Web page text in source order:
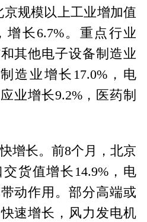
规模以上工业增加值
长6.7%。重点行业
其他电子设备制造业
造业增长17.0%，电
业增长9.2%，医药制
增长。前8个月，北京
货值增长14.9%，电
动作用。部分高端或
速增长，风力发电机